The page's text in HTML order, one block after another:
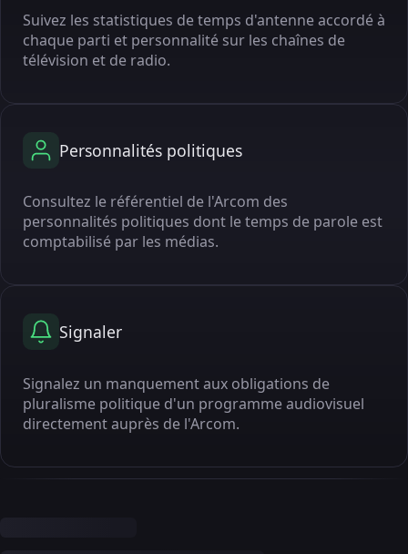
Suivez les statistiques de temps d'antenne accordé à
chaque parti et personnalité sur les chaînes de
télévision et de radio.
Personnalités politiques
Consultez le référentiel de l'Arcom des
personnalités politiques dont le temps de parole est
comptabilisé par les médias.
Signaler
Signalez un manquement aux obligations de
pluralisme politique d'un programme audiovisuel
directement auprès de l'Arcom.